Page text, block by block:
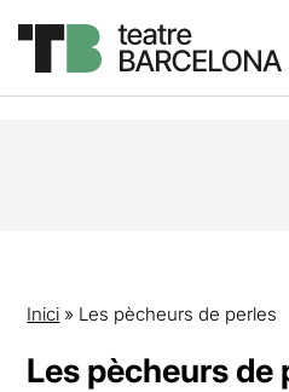
Inici » Les pècheurs de perles
Les pècheurs de